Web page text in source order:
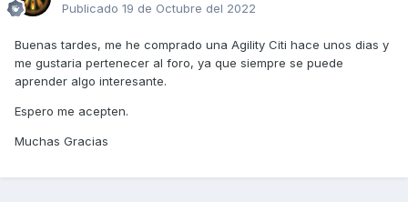
Publicado 19 de Octubre del 2022
Buenas tardes, me he comprado una Agility Citi hace unos dias y
me gustaria pertenecer al foro, ya que siempre se puede
aprender algo interesante.
Espero me acepten.
Muchas Gracias